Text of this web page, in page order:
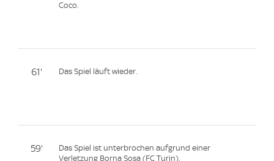
Coco.
61' Das Spiel läuft wieder.
59'
Das Spiel ist unterbrochen aufgrund einer
Verletzung Borna Sosa (FC Turin).